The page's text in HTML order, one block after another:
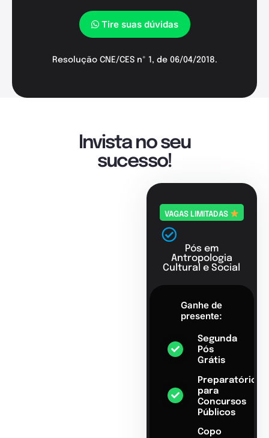
Tire suas dúvidas
Resolução CNE/CES nº 1, de 06/04/2018.
Invista no seu
sucesso!
VAGAS LIMITADAS
Pós em
Antropologia
Cultural e Social
Ganhe de
presente:
Segunda
Pós
Grátis
Preparatório
para
Concursos
Públicos
Copo